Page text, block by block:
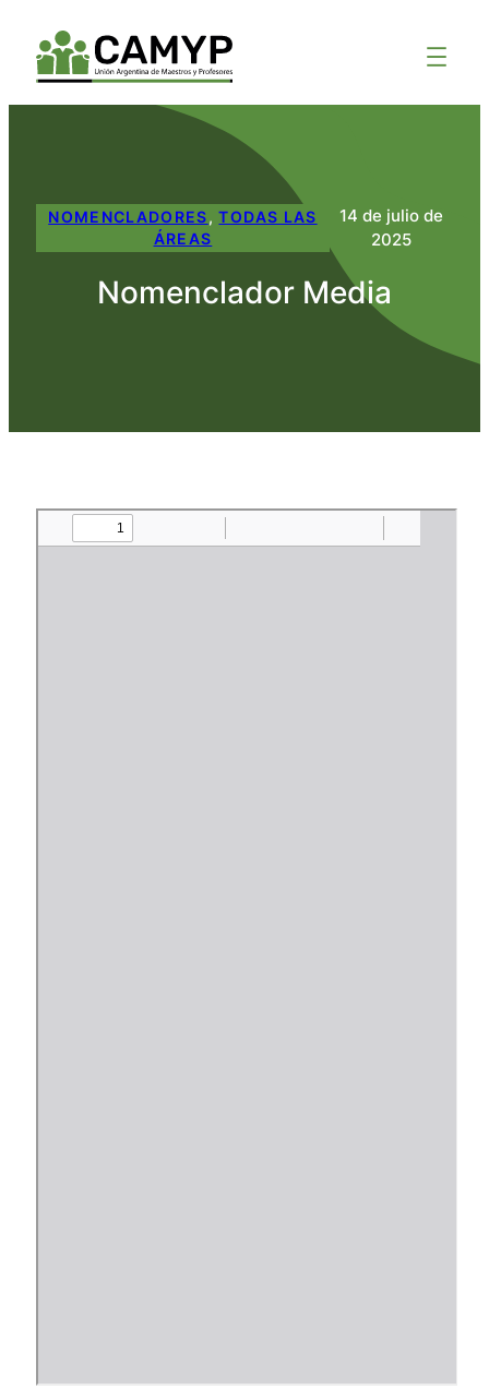
NOMENCLADORES, TODAS LAS
ÁREAS
14 de julio de
2025
Nomenclador Media